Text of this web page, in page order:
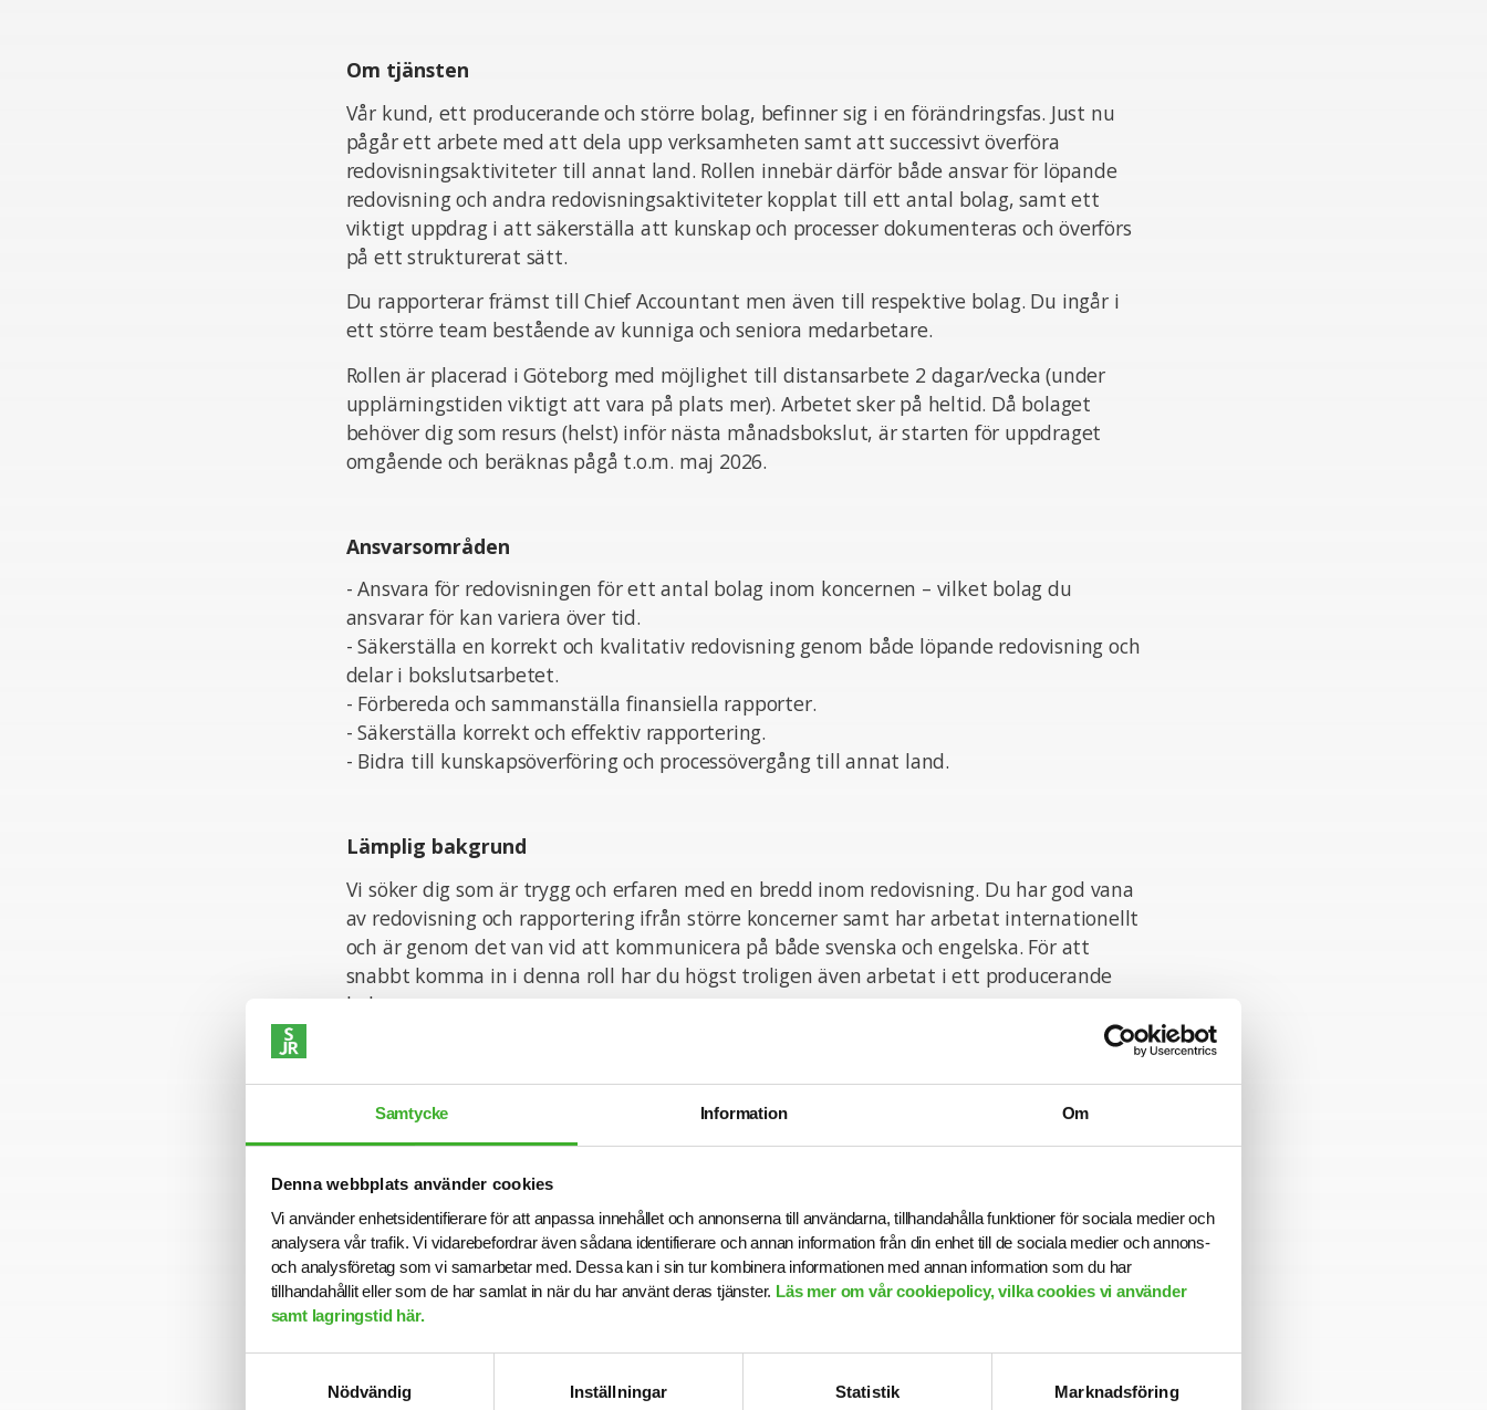
Samtycke Information Om
Denna webbplats använder cookies
Vi använder enhetsidentifierare för att anpassa innehållet och annonserna till användarna, tillhandahålla funktioner för sociala medier och
analysera vår trafik. Vi vidarebefordrar även sådana identifierare och annan information från din enhet till de sociala medier och annons-
och analysföretag som vi samarbetar med. Dessa kan i sin tur kombinera informationen med annan information som du har
tillhandahållit eller som de har samlat in när du har använt deras tjänster. Läs mer om vår cookiepolicy, vilka cookies vi använder
samt lagringstid här.
Nödvändig
Inställningar Statistik Marknadsföring
Om tjänsten
Vår kund, ett producerande och större bolag, befinner sig i en förändringsfas. Just nu
pågår ett arbete med att dela upp verksamheten samt att successivt överföra
redovisningsaktiviteter till annat land. Rollen innebär därför både ansvar för löpande
redovisning och andra redovisningsaktiviteter kopplat till ett antal bolag, samt ett
viktigt uppdrag i att säkerställa att kunskap och processer dokumenteras och överförs
på ett strukturerat sätt.
Du rapporterar främst till Chief Accountant men även till respektive bolag. Du ingår i
ett större team bestående av kunniga och seniora medarbetare.
Rollen är placerad i Göteborg med möjlighet till distansarbete 2 dagar/vecka (under
upplärningstiden viktigt att vara på plats mer). Arbetet sker på heltid. Då bolaget
behöver dig som resurs (helst) inför nästa månadsbokslut, är starten för uppdraget
omgående och beräknas pågå t.o.m. maj 2026.
Ansvarsområden
- Ansvara för redovisningen för ett antal bolag inom koncernen – vilket bolag du
ansvarar för kan variera över tid.
- Säkerställa en korrekt och kvalitativ redovisning genom både löpande redovisning och
delar i bokslutsarbetet.
- Förbereda och sammanställa finansiella rapporter.
- Säkerställa korrekt och effektiv rapportering.
- Bidra till kunskapsöverföring och processövergång till annat land.
Lämplig bakgrund
Vi söker dig som är trygg och erfaren med en bredd inom redovisning. Du har god vana
av redovisning och rapportering ifrån större koncerner samt har arbetat internationellt
och är genom det van vid att kommunicera på både svenska och engelska. För att
snabbt komma in i denna roll har du högst troligen även arbetat i ett producerande
bolag.
Kvalitet, processtänk och struktur är mycket viktiga delar att ha med sig, liksom vana
att växla mellan detalj och helhet.
Du har även god systemvana och är van att arbeta under tighta deadlines vid bokslut.
Personliga egenskaper
Du är trygg i ditt kunnande, självgående och har en naturlig förmåga att skapa
struktur även i tider av förändring. Du trivs i samarbeten, är lyhörd och prestigelös, och
ser värdet i att dela kunskap med andra. Rollen kräver att du har förmåga att arbeta